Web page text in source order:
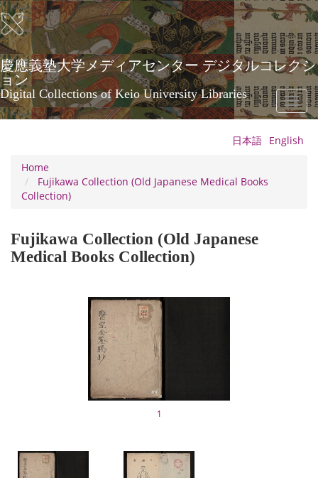
Skip
to
main
content
慶應義塾大学メディアセンター デジタルコレクシ
ョン
Digital Collections of Keio University Libraries
Toggle
日本語 English
Home
Fujikawa Collection (Old Japanese Medical Books
Collection)
Fujikawa Collection (Old Japanese
Medical Books Collection)
1